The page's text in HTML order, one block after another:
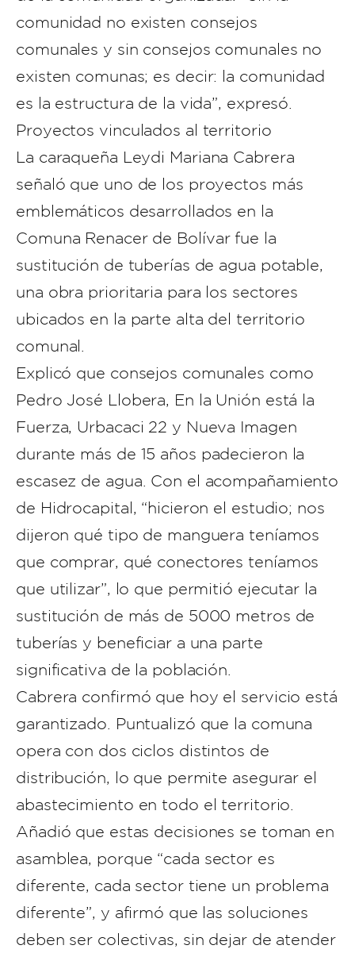
comunidad no existen consejos
comunales y sin consejos comunales no
existen comunas; es decir: la comunidad
es la estructura de la vida”, expresó.
Proyectos vinculados al territorio
La caraqueña Leydi Mariana Cabrera
señaló que uno de los proyectos más
emblemáticos desarrollados en la
Comuna Renacer de Bolívar fue la
sustitución de tuberías de agua potable,
una obra prioritaria para los sectores
ubicados en la parte alta del territorio
comunal.
Explicó que consejos comunales como
Pedro José Llobera, En la Unión está la
Fuerza, Urbacaci 22 y Nueva Imagen
durante más de 15 años padecieron la
escasez de agua. Con el acompañamiento
de Hidrocapital, “hicieron el estudio; nos
dijeron qué tipo de manguera teníamos
que comprar, qué conectores teníamos
que utilizar”, lo que permitió ejecutar la
sustitución de más de 5000 metros de
tuberías y beneficiar a una parte
significativa de la población.
Cabrera confirmó que hoy el servicio está
garantizado. Puntualizó que la comuna
opera con dos ciclos distintos de
distribución, lo que permite asegurar el
abastecimiento en todo el territorio.
Añadió que estas decisiones se toman en
asamblea, porque “cada sector es
diferente, cada sector tiene un problema
diferente”, y afirmó que las soluciones
deben ser colectivas, sin dejar de atender